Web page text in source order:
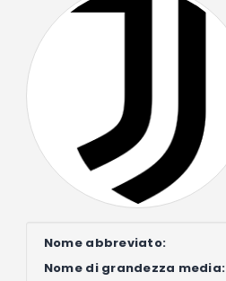
Nome abbreviato:
Nome di grandezza media: